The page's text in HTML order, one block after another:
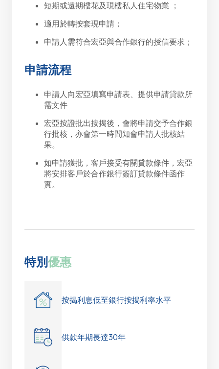
短期或遠期樓花及現樓私人住宅物業 ；
適用於轉按套現申請；
申請人需符合宏亞與合作銀行的授信要求；
申請流程
申請人向宏亞填寫申請表、提供申請貸款所
需文件
宏亞按證批出按揭後，會將申請交予合作銀
行批核，亦會第一時間知會申請人批核結
果。
如申請獲批，客戶接受有關貸款條件，宏亞
將安排客戶於合作銀行簽訂貸款條件函作
實。
特別優惠
按揭利息低至銀行按揭利率水平
供款年期長達30年